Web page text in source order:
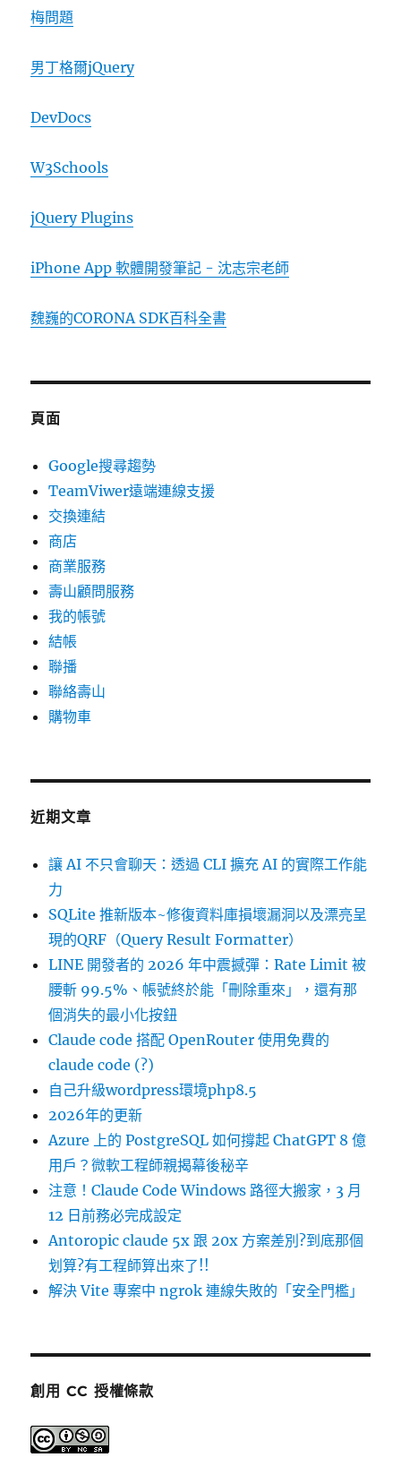
梅問題
男丁格爾jQuery
DevDocs
W3Schools
jQuery Plugins
iPhone App 軟體開發筆記 - 沈志宗老師
魏巍的CORONA SDK百科全書
頁面
Google搜尋趨勢
TeamViwer遠端連線支援
交換連結
商店
商業服務
壽山顧問服務
我的帳號
結帳
聯播
聯絡壽山
購物車
近期文章
讓 AI 不只會聊天：透過 CLI 擴充 AI 的實際工作能
力
SQLite 推新版本~修復資料庫損壞漏洞以及漂亮呈
現的QRF（Query Result Formatter）
LINE 開發者的 2026 年中震撼彈：Rate Limit 被
腰斬 99.5%、帳號終於能「刪除重來」，還有那
個消失的最小化按鈕
Claude code 搭配 OpenRouter 使用免費的
claude code (?)
自己升級wordpress環境php8.5
2026年的更新
Azure 上的 PostgreSQL 如何撐起 ChatGPT 8 億
用戶？微軟工程師親揭幕後秘辛
注意！Claude Code Windows 路徑大搬家，3 月
12 日前務必完成設定
Antoropic claude 5x 跟 20x 方案差別?到底那個
划算?有工程師算出來了!!
解決 Vite 專案中 ngrok 連線失敗的「安全門檻」
創用 CC 授權條款